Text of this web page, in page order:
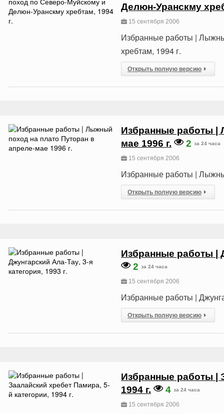
Делюн-Уранскму
15 сентября 2006
Избранные работы |
хребтам, 1994 г.
Открыть полную версию
Избранные работы |
мае 1996 г.
2 за 24 часа
15 сентября 2006
Избранные работы |
Открыть полную версию
Избранные работы |
2 за 24 часа
15 сентября 2006
Избранные работы |
Открыть полную версию
Избранные работы |
1994 г.
4 за 24 часа
15 сентября 2006